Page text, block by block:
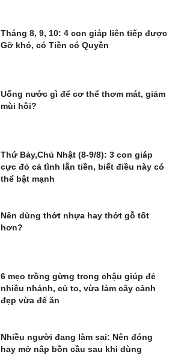
Tháng 8, 9, 10: 4 con giáp liên tiếp được
Gỡ khó, có Tiền có Quyền
Uống nước gì để cơ thể thơm mát, giảm
mùi hôi?
Thứ Bảy,Chủ Nhật (8-9/8): 3 con giáp
cực đỏ cả tình lẫn tiền, biết điều này có
thể bật mạnh
Nên dùng thớt nhựa hay thớt gỗ tốt
hơn?
6 mẹo trồng gừng trong chậu giúp đẻ
nhiều nhánh, củ to, vừa làm cây cảnh
đẹp vừa để ăn
Nhiều người đang làm sai: Nên đóng
hay mở nắp bồn cầu sau khi dùng